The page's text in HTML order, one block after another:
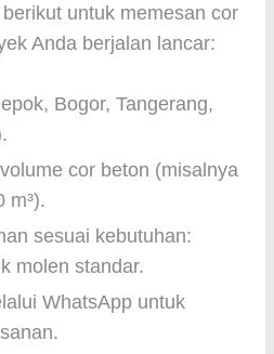
untuk memesan cor
Anda berjalan lancar:
Bogor, Tangerang,
cor beton (misalnya
m³).
sesuai kebutuhan:
molen standar.
WhatsApp untuk